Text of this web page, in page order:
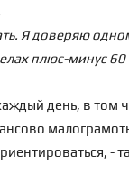
Я доверяю
плюс-минус 60
день, в том
-